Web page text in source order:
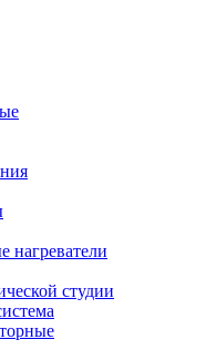
нагреватели
студии